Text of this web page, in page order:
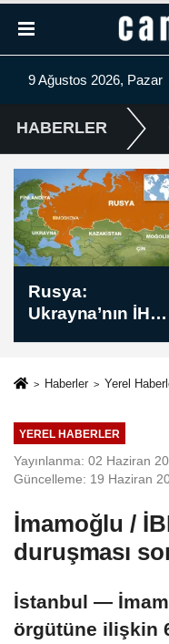
9 Ağustos 2026, Pazar
HABERLER
MHP Genel
Başkan
konuştu
Haberler Yerel
YEREL HABERLER
Yayınlanma: 02 Haziran
Güncelleme: 19 Haziran
İmamoğlu /
duruşması
İstanbul —
örgütüne ilişkin